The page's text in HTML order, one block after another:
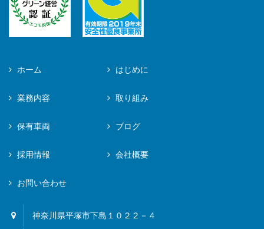
ホーム はじめに
業務内容 取り組み
保有車両 ブログ
採用情報 会社概要
お問い合わせ
神奈川県平塚市下島１０２２－４